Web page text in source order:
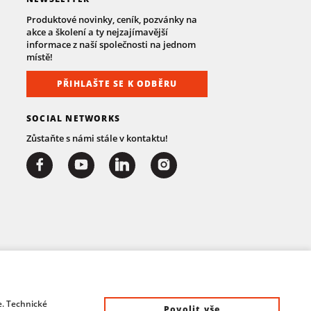
Produktové novinky, ceník, pozvánky na
akce a školení a ty nejzajímavější
informace z naší společnosti na jednom
místě!
PŘIHLAŠTE SE K ODBĚRU
SOCIAL NETWORKS
Zůstaňte s námi stále v kontaktu!
Technické